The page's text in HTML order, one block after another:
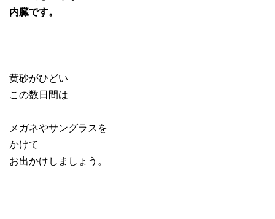
内臓です。
黄砂がひどい
この数日間は
メガネやサングラスを
かけて
お出かけしましょう。